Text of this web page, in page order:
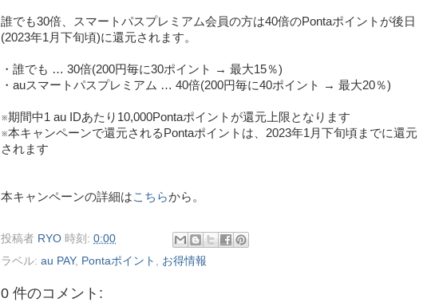
誰でも30倍、スマートパスプレミアム会員の方は40倍のPontaポイントが後日
(2023年1月下旬頃)に還元されます。
・誰でも … 30倍(200円毎に30ポイント → 最大15％)
・auスマートパスプレミアム … 40倍(200円毎に40ポイント → 最大20％)
※期間中1 au IDあたり10,000Pontaポイントが還元上限となります
※本キャンペーンで還元されるPontaポイントは、2023年1月下旬頃までに還元
されます
本キャンペーンの詳細はこちらから。
投稿者 RYO 時刻: 0:00
ラベル: au PAY, Pontaポイント お得情報
0 件のコメント: